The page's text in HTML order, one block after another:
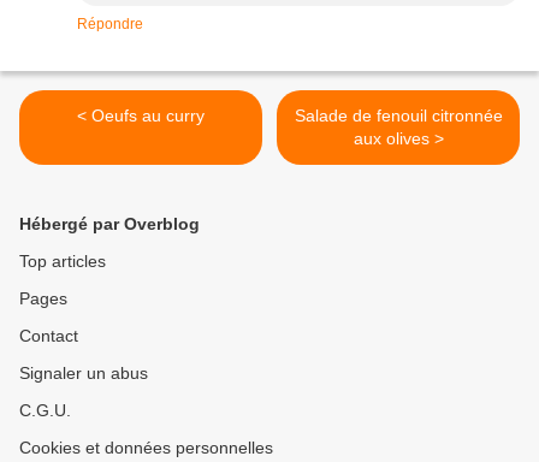
Répondre
< Oeufs au curry
Salade de fenouil citronnée
aux olives >
Hébergé par Overblog
Top articles
Pages
Contact
Signaler un abus
C.G.U.
Cookies et données personnelles